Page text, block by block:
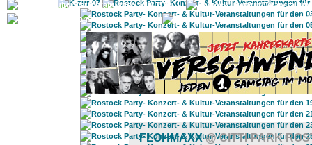
KULTUR
GAY
FLOHMAXX@ CITTI-PARK